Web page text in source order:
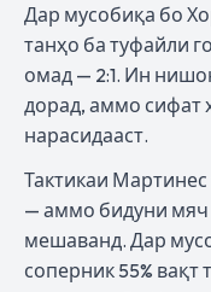
Дар мусобиқа бо
танҳо ба туфайли
омад — 2:1. Ин
дорад, аммо сифат
нарасидааст.
Тактикаи Мартинес
— аммо бидуни мяч
мешаванд. Дар
соперник 55%